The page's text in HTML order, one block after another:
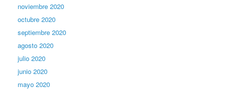
noviembre 2020
octubre 2020
septiembre 2020
agosto 2020
julio 2020
junio 2020
mayo 2020